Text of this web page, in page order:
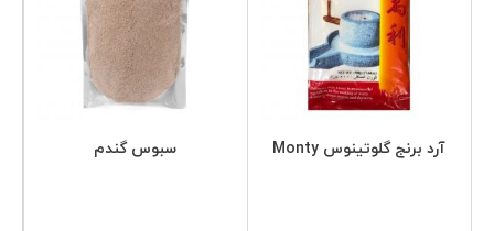
آرد برنج گلوتینوس Monty سبوس گندم